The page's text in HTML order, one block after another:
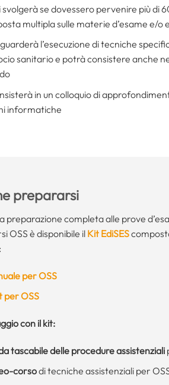
svolgerà se dovessero pervenire più di
multipla sulle materie d’esame e/o
l’esecuzione di tecniche
sanitario e potrà consistere anche
in un colloquio di
informatiche
prepararsi
preparazione completa alle prove
OSS è disponibile ilKit EdiSES
per OSS
per OSS
con il kit:
tascabile delle procedure assistenziali
corsodi tecniche assistenziali per